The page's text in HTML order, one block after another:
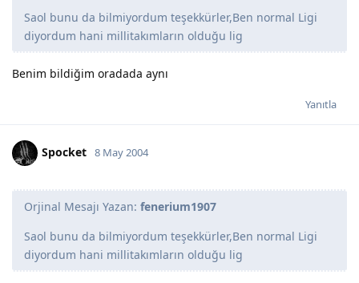
Saol bunu da bilmiyordum teşekkürler,Ben normal Ligi
diyordum hani millitakımların olduğu lig
Benim bildiğim oradada aynı
Yanıtla
Spocket 8 May 2004
Orjinal Mesajı Yazan: fenerium1907
Saol bunu da bilmiyordum teşekkürler,Ben normal Ligi
diyordum hani millitakımların olduğu lig